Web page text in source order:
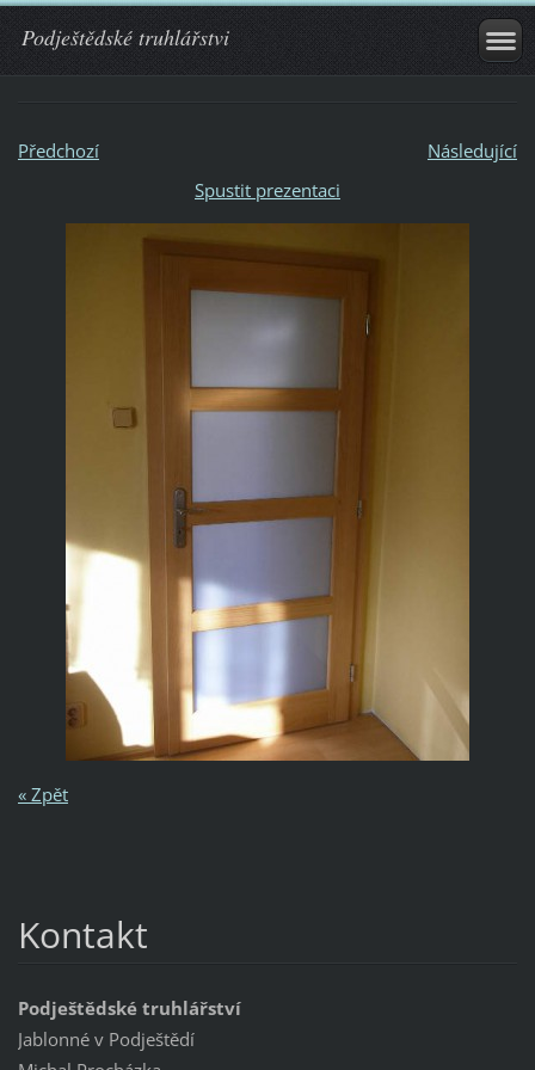
Podještědské truhlářstvi
Předchozí
Následující
Spustit prezentaci
« Zpět
Kontakt
Podještědské truhlářství
Jablonné v Podještědí